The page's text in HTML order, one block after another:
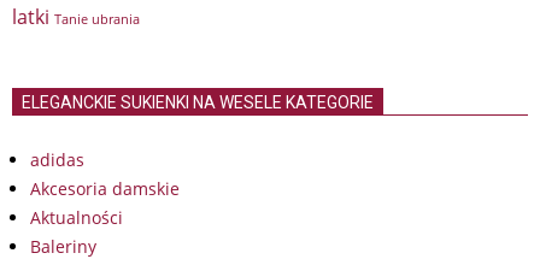
latki Tanie ubrania
ELEGANCKIE SUKIENKI NA WESELE KATEGORIE
adidas
Akcesoria damskie
Aktualności
Baleriny